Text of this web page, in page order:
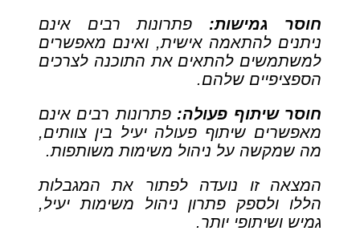
חוסר גמישות: פתרונות רבים אינם
ניתנים להתאמה אישית, ואינם מאפשרים
למשתמשים להתאים את התוכנה לצרכים
הספציפיים שלהם.
חוסר שיתוף פעולה: פתרונות רבים אינם
מאפשרים שיתוף פעולה יעיל בין צוותים,
מה שמקשה על ניהול משימות משותפות.
המצאה זו נועדה לפתור את המגבלות
הללו ולספק פתרון ניהול משימות יעיל,
גמיש ושיתופי יותר.